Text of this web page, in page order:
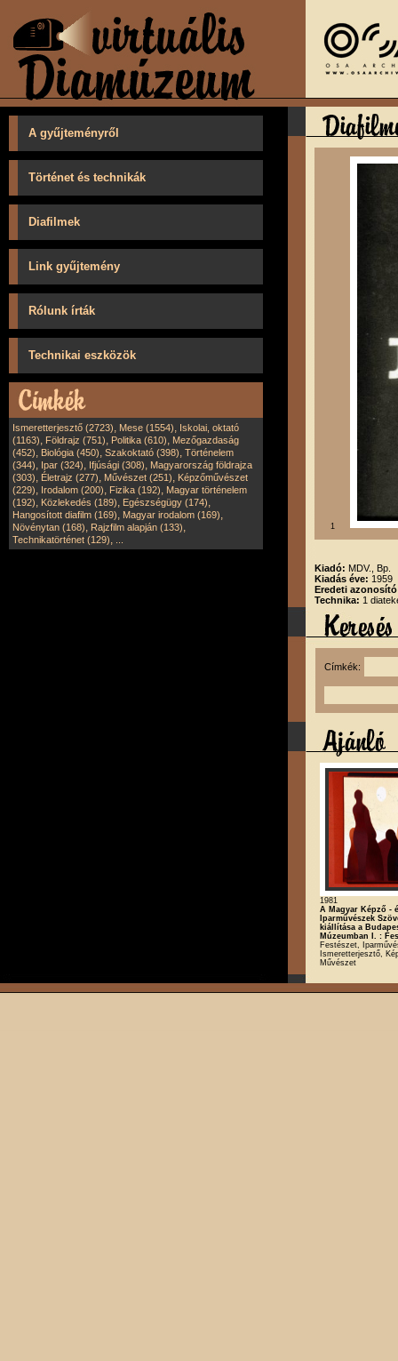
A gyűjteményről
Történet és technikák
Diafilmek
Link gyűjtemény
Rólunk írták
Technikai eszközök
Ismeretterjesztő (2723), Mese (1554), Iskolai, oktató
(1163), Földrajz (751), Politika (610), Mezőgazdaság
(452), Biológia (450), Szakoktató (398), Történelem
(344), Ipar (324), Ifjúsági (308), Magyarország földrajza
(303), Életrajz (277), Művészet (251), Képzőművészet
(229), Irodalom (200), Fizika (192), Magyar történelem
(192), Közlekedés (189), Egészségügy (174),
Hangosított diafilm (169), Magyar irodalom (169),
Növénytan (168), Rajzfilm alapján (133),
Technikatörténet (129),
1
Kiadó: MDV., Bp.
Kiadás éve: 1959
Eredeti
Technika: 1
Címkék:
1981
A Magyar Képző -
Iparművészek
kiállítása a
Múzeumban I. :
Festészet,
Ismeretterjesztő,
Művészet